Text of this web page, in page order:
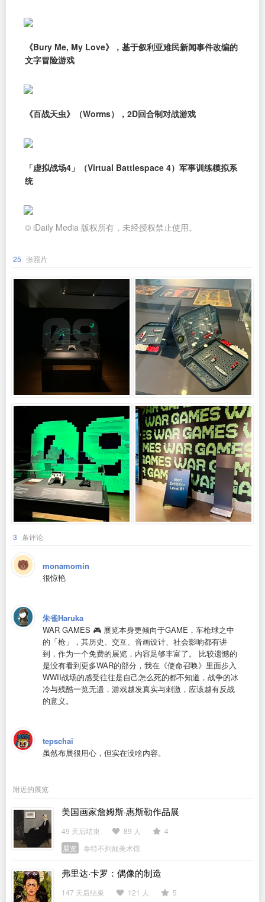
《Bury Me, My Love》，基于叙利亚难民新闻事件改编的
文字冒险游戏
《百战天虫》（Worms），2D回合制对战游戏
「虚拟战场4」（Virtual Battlespace 4）军事训练模拟系
统
© iDaily Media 版权所有，未经授权禁止使用。
25 张照片
3 条评论
monamomin
很惊艳
朱雀Haruka
WAR GAMES 🎮 展览本身更倾向于GAME，车枪球之中
的「枪」，其历史、交互、音画设计、社会影响都有讲
到，作为一个免费的展览，内容足够丰富了。 比较遗憾的
是没有看到更多WAR的部分，我在《使命召唤》里面步入
WWII战场的感受往往是自己怎么死的都不知道，战争的冰
冷与残酷一览无遗，游戏越发真实与刺激，应该越有反战
的意义。
tepschai
虽然布展很用心，但实在没啥内容。
附近的展览
美国画家詹姆斯·惠斯勒作品展
49 天后结束 89 人
4
展览
泰特不列颠美术馆
弗里达·卡罗：偶像的制造
147 天后结束 121 人 5